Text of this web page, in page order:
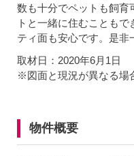
数も十分でペットも飼育
トと一緒に住むことも
ティ面も安心です。是非
取材日：2020年6月1日
※図面と現況が異なる場
物件概要